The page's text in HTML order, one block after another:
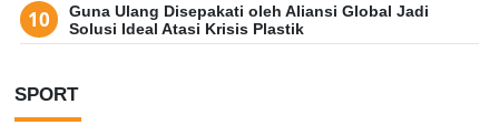
Guna Ulang Disepakati oleh Aliansi Global Jadi
Solusi Ideal Atasi Krisis Plastik
SPORT